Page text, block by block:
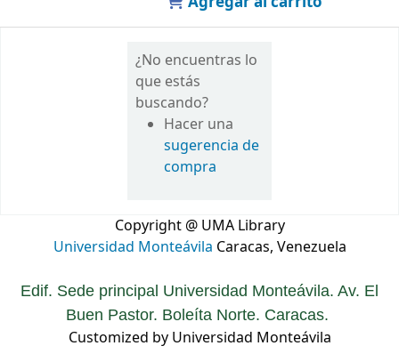
¿No encuentras lo
que estás
buscando?
Hacer una
sugerencia de
compra
Copyright @ UMA Library
Universidad Monteávila Caracas, Venezuela
Edif. Sede principal Universidad Monteávila. Av. El
Buen Pastor. Boleíta Norte. Caracas.
Customized by Universidad Monteávila